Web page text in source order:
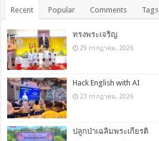
Recent Popular Comments Tags
ทรงพระเจริญ
29 กรกฎาคม, 2026
Hack English with AI
23 กรกฎาคม, 2026
ปลูกป่าเฉลิมพระเกียรติ